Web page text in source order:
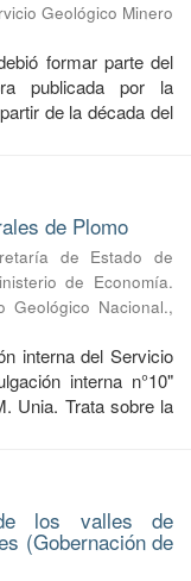
Geológico Minero
formar parte del
publicada por la
de la década del
de Plomo
de Estado de
de Economía.
Geológico Nacional.,
interna del Servicio
interna n°10"
Unia. Trata sobre la
de los valles de
(Gobernación de